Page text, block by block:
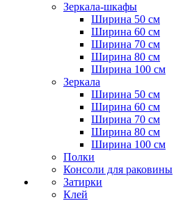
Зеркала-шкафы
Ширина 50 см
Ширина 60 см
Ширина 70 см
Ширина 80 см
Ширина 100 см
Зеркала
Ширина 50 см
Ширина 60 см
Ширина 70 см
Ширина 80 см
Ширина 100 см
Полки
Консоли для раковины
Затирки
Клей